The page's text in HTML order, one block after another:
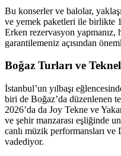
Bu konserler ve balolar,
ve yemek paketleri ile birlikte
Erken rezervasyon
garantilemeniz açısından
Boğaz Turları ve
İstanbul’un yılbaşı
biri de Boğaz’da düzenlenen
2026’da da Joy Tekne ve
ve şehir manzarası eşliğinde
canlı müzik performansları
vadediyor.